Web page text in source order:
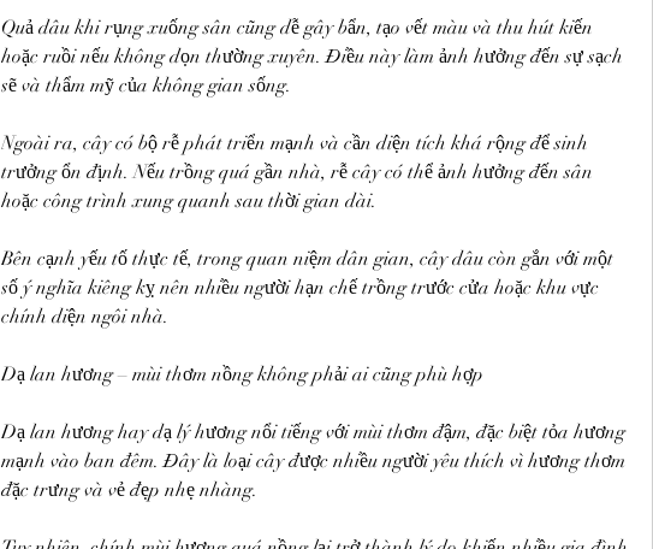
Quả dâu khi rụng xuống sân cũng dễ gây bẩn, tạo vết màu và thu hút kiến
hoặc ruồi nếu không dọn thường xuyên. Điều này làm ảnh hưởng đến sự sạch
sẽ và thẩm mỹ của không gian sống.
Ngoài ra, cây có bộ rễ phát triển mạnh và cần diện tích khá rộng để sinh
trưởng ổn định. Nếu trồng quá gần nhà, rễ cây có thể ảnh hưởng đến sân
hoặc công trình xung quanh sau thời gian dài.
Bên cạnh yếu tố thực tế, trong quan niệm dân gian, cây dâu còn gắn với một
số ý nghĩa kiêng kỵ nên nhiều người hạn chế trồng trước cửa hoặc khu vực
chính diện ngôi nhà.
Dạ lan hương – mùi thơm nồng không phải ai cũng phù hợp
Dạ lan hương hay dạ lý hương nổi tiếng với mùi thơm đậm, đặc biệt tỏa hương
mạnh vào ban đêm. Đây là loại cây được nhiều người yêu thích vì hương thơm
đặc trưng và vẻ đẹp nhẹ nhàng.